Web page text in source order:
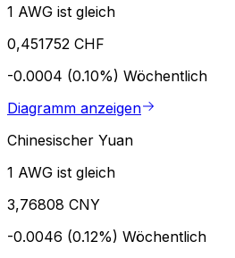
1 AWG ist gleich
0,451752 CHF
-0.0004 (0.10%) Wöchentlich
Diagramm anzeigen
Chinesischer Yuan
1 AWG ist gleich
3,76808 CNY
-0.0046 (0.12%) Wöchentlich